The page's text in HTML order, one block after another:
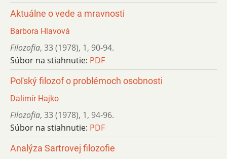
Aktuálne o vede a mravnosti
Barbora Hlavová
Filozofia, 33 (1978), 1, 90-94.
Súbor na stiahnutie: PDF
Poľský filozof o problémoch osobnosti
Dalimír Hajko
Filozofia, 33 (1978), 1, 94-96.
Súbor na stiahnutie: PDF
Analýza Sartrovej filozofie